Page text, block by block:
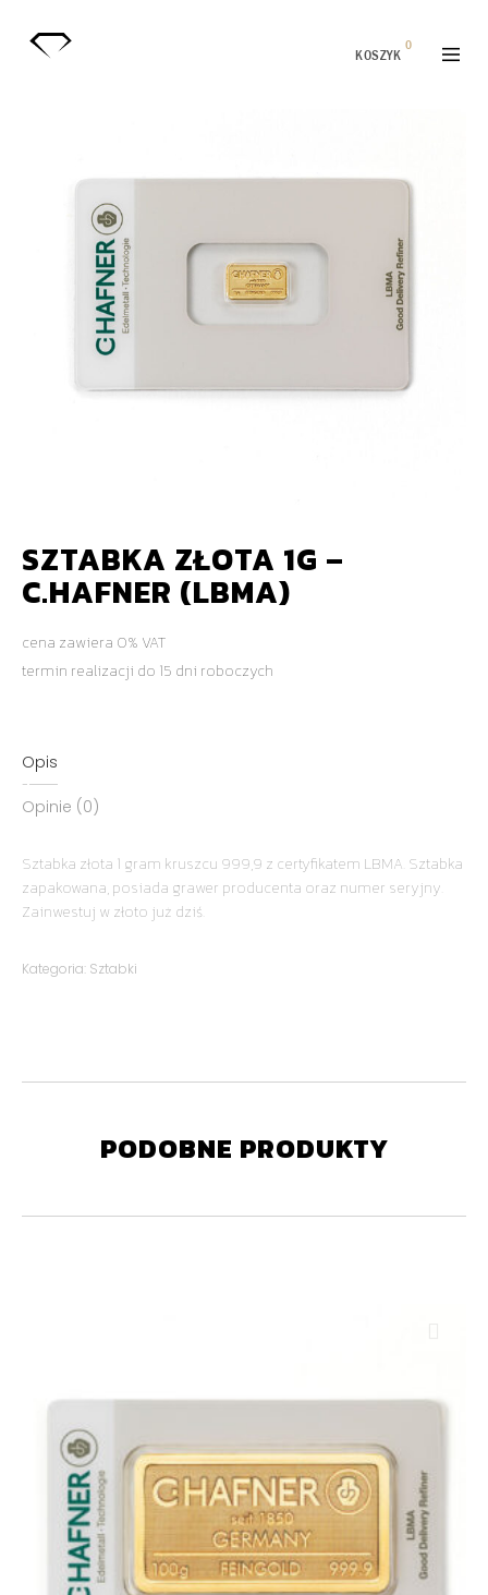
KOSZYK
0
SZTABKA ZŁOTA 1G –
C.HAFNER (LBMA)
cena zawiera 0% VAT
termin realizacji do 15 dni roboczych
Opis
Opinie (0)
Sztabka złota 1 gram kruszcu 999,9 z certyfikatem LBMA. Sztabka
zapakowana, posiada grawer producenta oraz numer seryjny.
Zainwestuj w złoto już dziś.
Kategoria: Sztabki
PODOBNE PRODUKTY